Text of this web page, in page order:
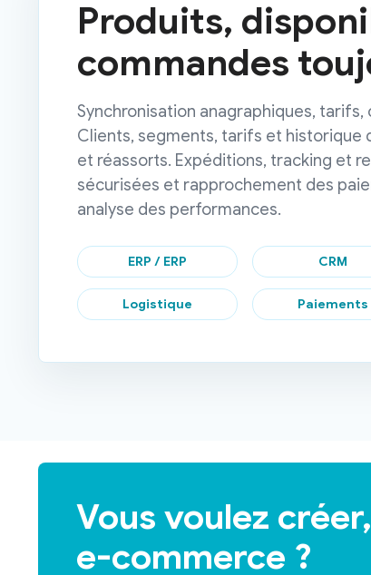
Produits,
commandes
Synchronisation anagraphiques,
Clients, segments, tarifs et historique
et réassorts. Expéditions, tracking et
sécurisées et rapprochement des
analyse des performances.
ERP / ERP CRM
Logistique Paiements
Vous voulez
e-commerce ?